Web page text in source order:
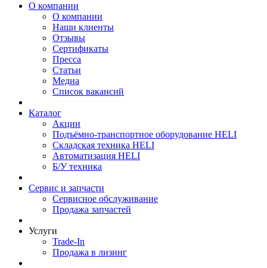
О компании
О компании
Наши клиенты
Отзывы
Сертификаты
Пресса
Статьи
Медиа
Список вакансий
Каталог
Акции
Подъёмно-транспортное оборудование HELI
Складская техника HELI
Автоматизация HELI
Б/У техника
Сервис и запчасти
Сервисное обслуживание
Продажа запчастей
Услуги
Trade-In
Продажа в лизинг